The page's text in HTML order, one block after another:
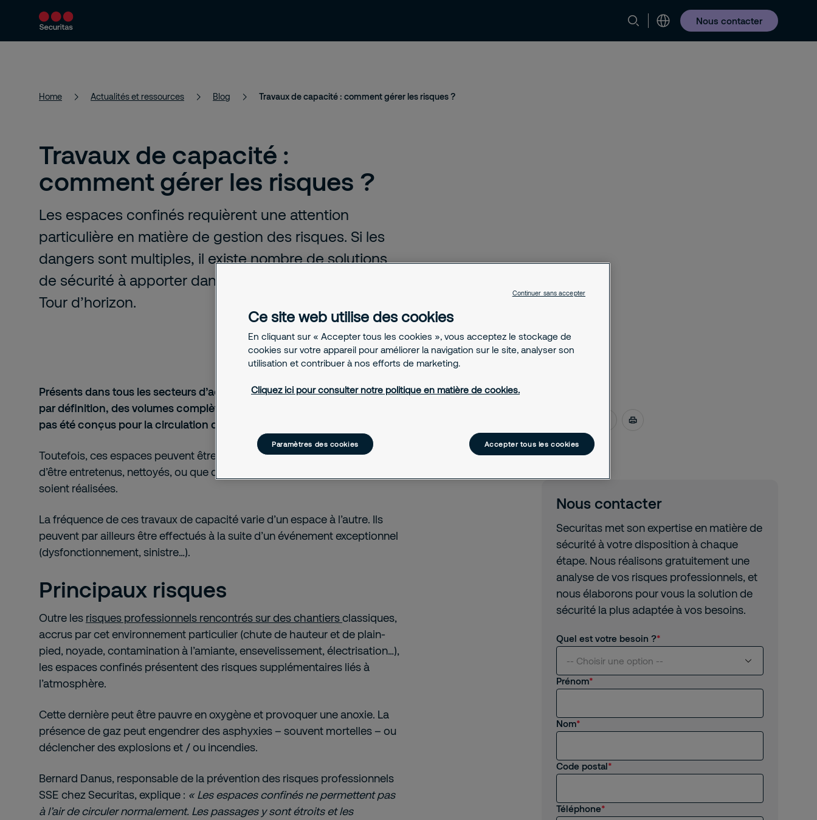
Nous contacter
Services Solutions Actualités et ressources Contact et support Emploi
Home Actualités et ressources Blog Travaux de capacité : comment gérer les risques ?
Travaux de capacité :
comment gérer les risques ?
Les espaces confinés requièrent une attention
particulière en matière de gestion des risques. Si les
dangers sont multiples, il existe nombre de solutions
de sécurité à apporter dans les travaux de capacité.
Tour d’horizon.
Présents dans tous les secteurs d’activité, les espaces confinés sont,
par définition, des volumes complètement ou en partie clos, qui n’ont
pas été conçus pour la circulation des personnels.
Toutefois, ces espaces peuvent être occupés momentanément afin
d’être entretenus, nettoyés, ou que des opérations de maintenance y
soient réalisées.
La fréquence de ces travaux de capacité varie d’un espace à l’autre. Ils
peuvent par ailleurs être effectués à la suite d’un événement exceptionnel
(dysfonctionnement, sinistre…).
Principaux risques
Outre les risques professionnels rencontrés sur des chantiersclassiques,
accrus par cet environnement particulier (chute de hauteur et de plain-
pied, noyade, contamination à l’amiante, ensevelissement, électrisation…),
les espaces confinés présentent des risques supplémentaires liés à
l’atmosphère.
Cette dernière peut être pauvre en oxygène et provoquer une anoxie. La
présence de gaz peut engendrer des asphyxies – souvent mortelles – ou
déclencher des explosions et / ou incendies.
Bernard Danus, responsable de la prévention des risques professionnels
SSE chez Securitas, explique : « Les espaces confinés ne permettent pas
à l’air de circuler normalement. Les passages y sont étroits et les
Nous contacter
Securitas met son expertise en matière de
sécurité à votre disposition à chaque
étape. Nous réalisons gratuitement une
analyse de vos risques professionnels, et
nous élaborons pour vous la solution de
sécurité la plus adaptée à vos besoins.
Quel est votre besoin ?
-- Choisir une option --
Je suis client(e) de Securitas
Prénom
Nom
Code postal
Téléphone
Ce site web utilise des cookies
En cliquant sur « Accepter tous les cookies », vous acceptez le stockage de
cookies sur votre appareil pour améliorer la navigation sur le site, analyser son
utilisation et contribuer à nos efforts de marketing.
Cliquez ici pour consulter notre politique en matière de cookies.
Paramètres des cookies Accepter tous les cookies
Continuer sans accepter